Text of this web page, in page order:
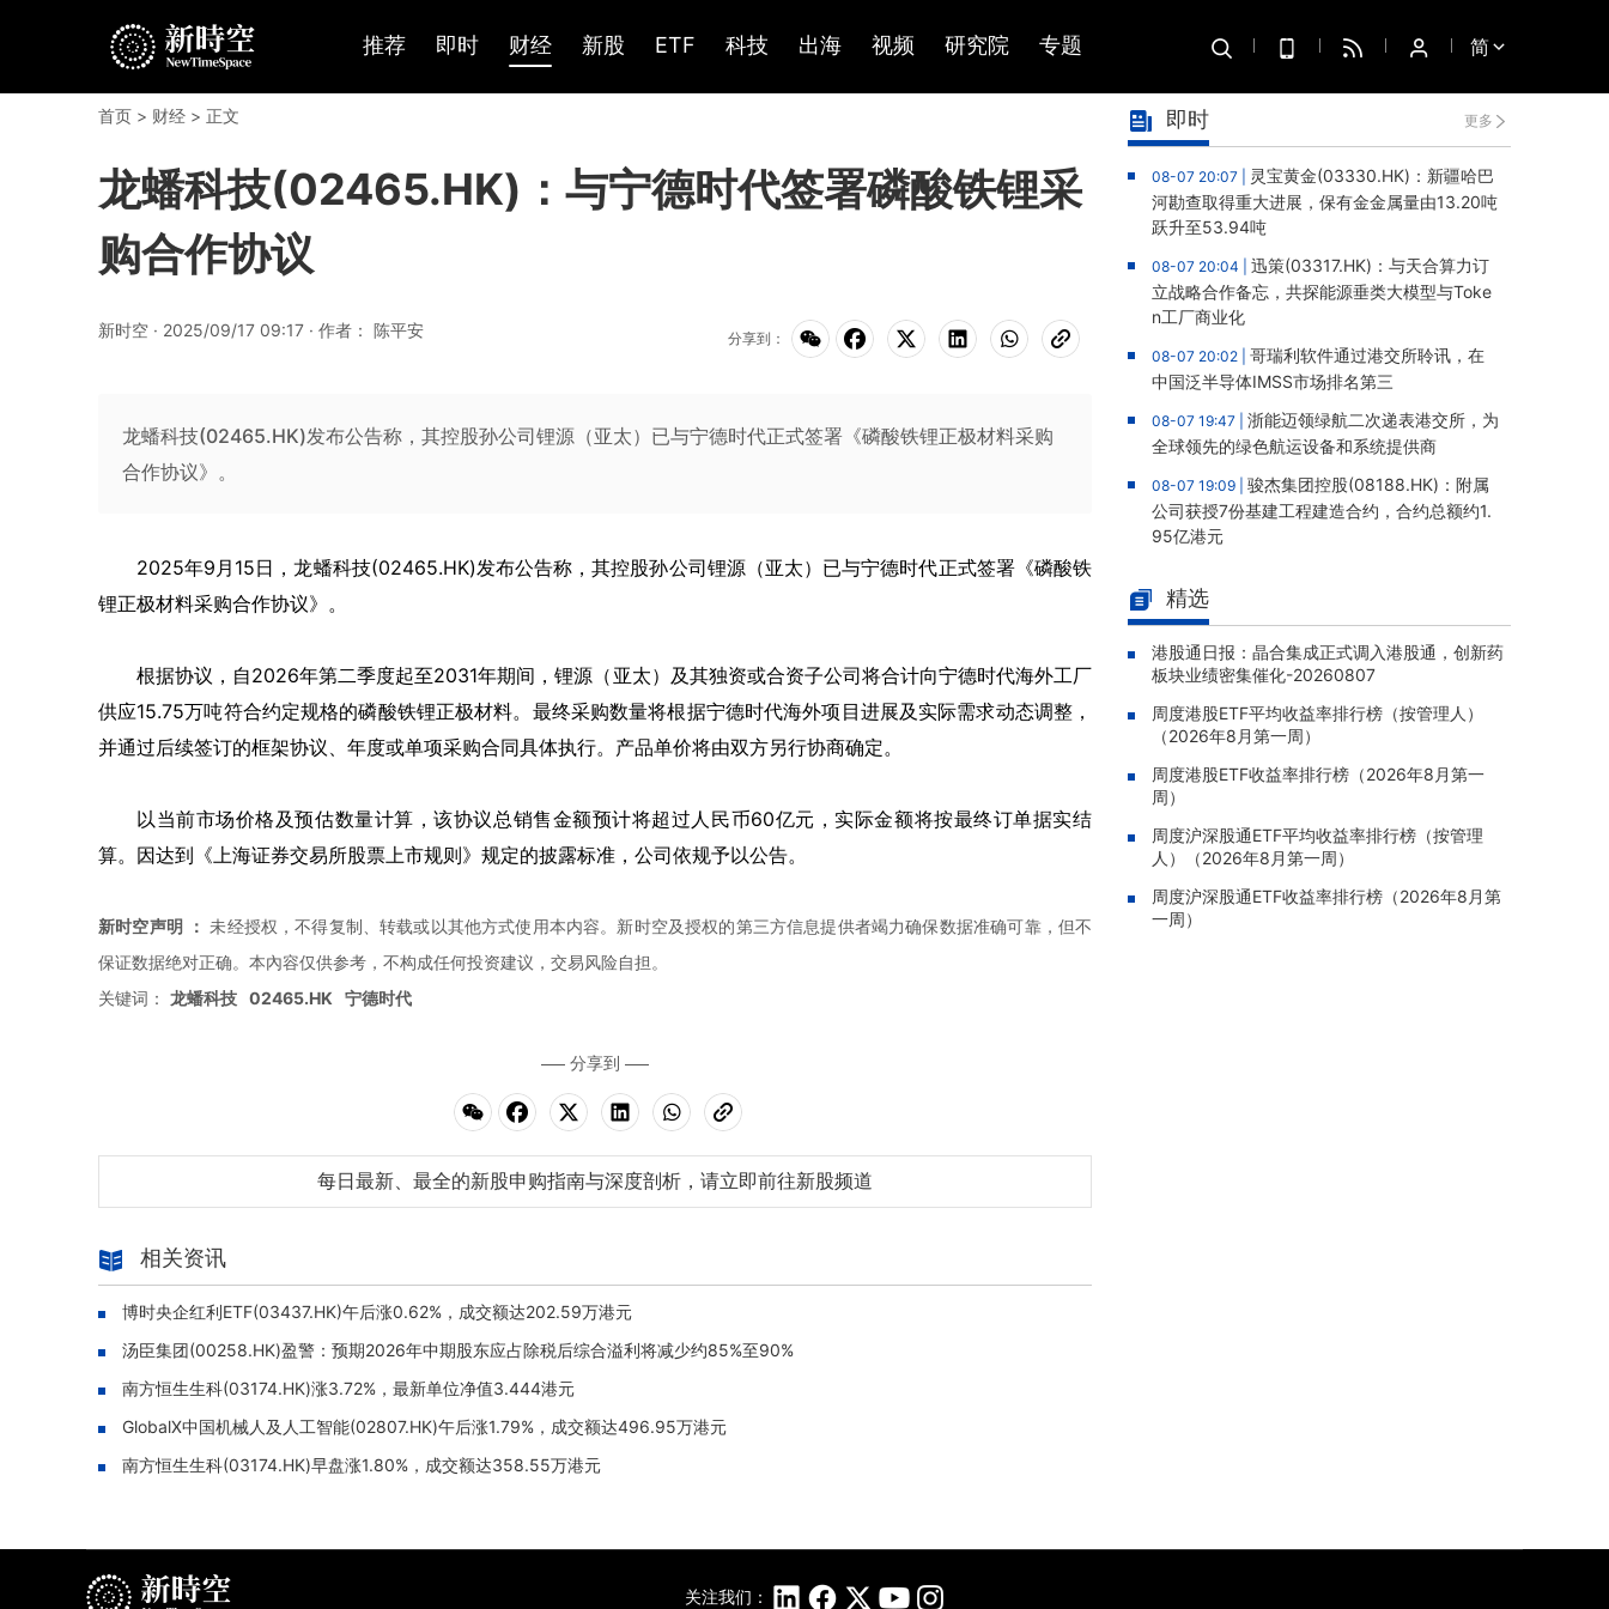
推荐 即时 财经 新股 ETF 科技 出海 视频 研究院 专题 简
首页 > 财经 > 正文
龙蟠科技(02465.HK)：与宁德时代签署磷酸铁锂采
购合作协议
新时空 · 2025/09/17 09:17 · 作者： 陈平安 分享到：
龙蟠科技(02465.HK)发布公告称，其控股孙公司锂源（亚太）已与宁德时代正式签署《磷酸铁锂正极材料采购
合作协议》。
2025年9月 15日，龙蟠科技(02465.HK)发布公告称，其控股孙公司锂源（亚太）已与宁德时代正式签署《磷酸铁
锂正极材料采购合作协议》。
根据协议，自2026年第二季度起至2031年期间，锂源（亚太）及其独资或合资子公司将合计向宁德时代海外工厂
供应15.75万吨符合约定规格的磷酸铁锂正极材料。最终采购数量将根据宁德时代海外项目进展及实际需求动态调整，
并通过后续签订的框架协议、年度或单项采购合同具体执行。产品单价将由双方另行协商确定。
以当前市场价格及预估数量计算，该协议总销售金额预计将超过人民币60亿元，实际金额将按最终订单据实结
算。因达到《上海证券交易所股票上市规则》规定的披露标准，公司依规予以公告。
新时空声明 ： 未经授权，不得复制、转载或以其他方式使用本内容。新时空及授权的第三方信息提供者竭力确保数据准确可靠，但不
保证数据绝对正确。本內容仅供参考，不构成任何投资建议，交易风险自担。
关键词： 龙蟠科技 02465.HK 宁德时代
分享到
每日最新、最全的新股申购指南与深度剖析，请立即前往新股频道
相关资讯
博时央企红利ETF(03437.HK)午后涨0.62%，成交额达202.59万港元
汤臣集团(00258.HK)盈警：预期2026年中期股东应占除税后综合溢利将减少约85%至90%
南方恒生生科(03174.HK)涨3.72%，最新单位净值3.444港元
GlobalX中国机械人及人工智能(02807.HK)午后涨1.79%，成交额达496.95万港元
南方恒生生科(03174.HK)早盘涨1.80%，成交额达358.55万港元
即时 更多
08-07 20:07 |
灵宝黄金(03330.HK)：新疆哈巴
河勘查取得重大进展，保有金金属量由13.20吨
跃升至53.94吨
08-07 20:04 | 迅策(03317.HK)：与天合算力订
立战略合作备忘，共探能源垂类大模型与Toke
n工厂商业化
08-07 20:02 | 哥瑞利软件通过港交所聆讯，在
中国泛半导体IMSS市场排名第三
08-07 19:47 | 浙能迈领绿航二次递表港交所，为
全球领先的绿色航运设备和系统提供商
08-07 19:09 | 骏杰集团控股(08188.HK)：附属
公司获授7份基建工程建造合约，合约总额约1.
95亿港元
拜单抗联合化疗序贯安罗替尼一线治疗鳞状非
小细胞肺癌新适应症获批上市
08-07 19:00 | 联易融科技-W(09959.HK)：预期
中期扭亏为盈，录得权益股东应占净利人民币5
00万至2,500万元
人民币14亿元收购成都明夷约70%股权，切入
AI光通信芯片产业链
08-07 18:25 |路劲(01098.HK)：将一般重组支
持协议费用截止时间延期至8月21日，预计逾7
5%票据持有人支持重组
08-07 18:19 |
精选
港股通日报：晶合集成正式调入港股通，创新药
板块业绩密集催化-20260807
周度港股ETF平均收益率排行榜（按管理人）
（2026年8月第一周）
周度港股ETF收益率排行榜（2026年8月第一
周）
周度沪深股通ETF平均收益率排行榜（按管理
人）（2026年8月第一周）
周度沪深股通ETF收益率排行榜（2026年8月第
一周）
关注我们：